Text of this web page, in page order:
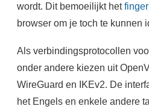
wordt. Dit bemoeilijkt het
browser om je toch te kunnen
Als verbindingsprotocollen
onder andere kiezen uit
WireGuard en IKEv2. De
het Engels en enkele andere